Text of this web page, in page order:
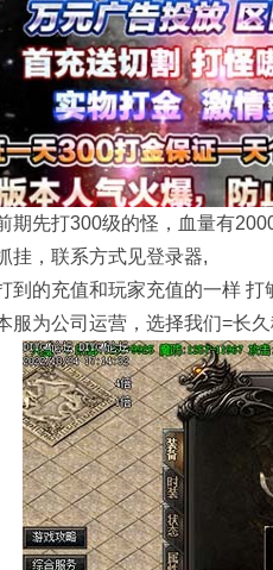
期先打300级的怪，血量有
挂，联系方式见登录器,
到的充值和玩家充值的一样
服为公司运营，选择我们=长